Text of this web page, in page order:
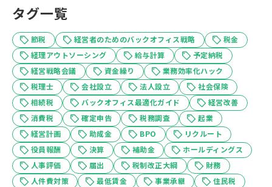
タグ一覧
節税 経営者のためのバックオフィス戦略
税金
経理アウトソーシング
給与計算
予定納税
経営戦略会議
資金繰り
業務効率化ハック
税理士
会社設立 法人設立
社会保険
相続税
バックオフィス最適化ガイド
経営改善
消費税
確定申告 税務調査
起業
経営計画
助成金 BPO
リクルート
役員報酬
決算 補助金
ホールディングス
人事評価
届出 税制改正大綱
財務
人件費対策
最低賃金 事業承継
住民税